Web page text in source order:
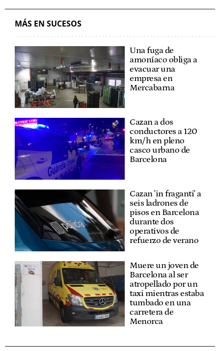
MÁS EN SUCESOS
Una fuga de
amoníaco obliga a
evacuar una
empresa en
Mercabarna
Cazan a dos
conductores a 120
km/h en pleno
casco urbano de
Barcelona
Cazan 'in fraganti' a
seis ladrones de
pisos en Barcelona
durante dos
operativos de
refuerzo de verano
Muere un joven de
Barcelona al ser
atropellado por un
taxi mientras estaba
tumbado en una
carretera de
Menorca